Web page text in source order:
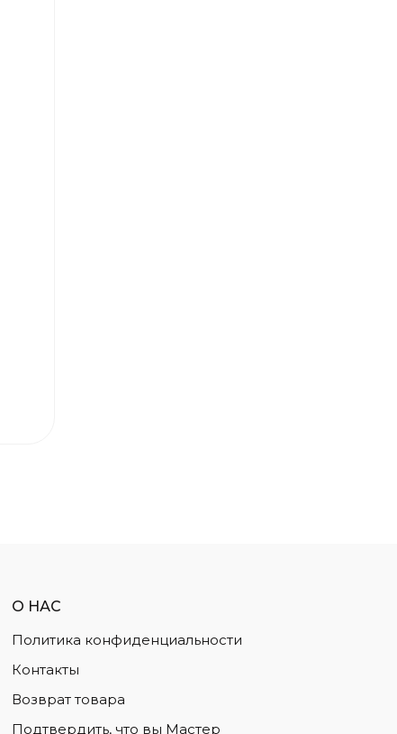
О НАС
Политика конфиденциальности
Контакты
Возврат товара
Подтвердить, что вы Мастер